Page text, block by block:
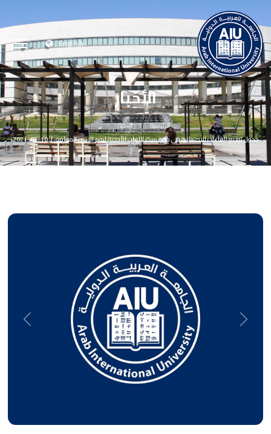
English
الأخبار
الرئيسية
الأخبار
جدول توزيع القاعات الامتحانية في كلية مركز اللغات الأجنبية ليوم الاثنين الموافق لـ 10-05-2021
Previous
Next